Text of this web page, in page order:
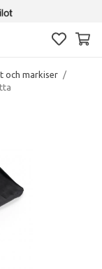
och markiser /